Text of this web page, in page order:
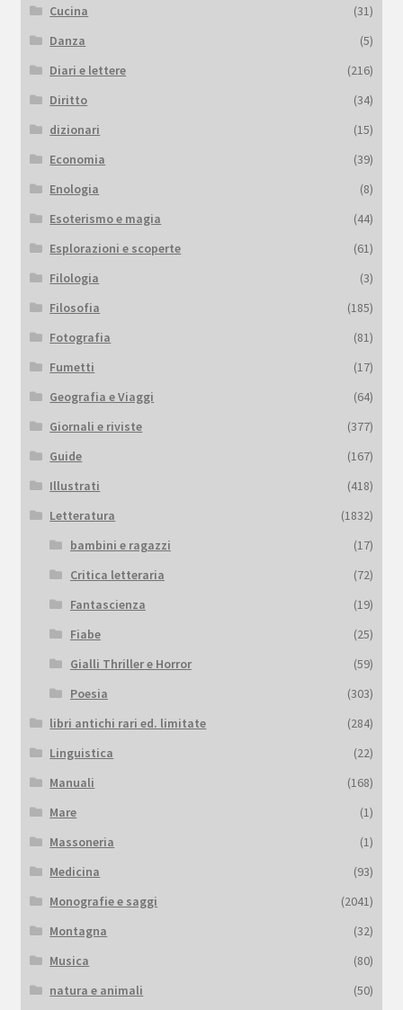
Cucina
(31)
Danza
(5)
Diari e lettere
(216)
Diritto
(34)
dizionari
(15)
Economia
(39)
Enologia
(8)
Esoterismo e magia
(44)
Esplorazioni e scoperte
(61)
Filologia
(3)
Filosofia
(185)
Fotografia
(81)
Fumetti
(17)
Geografia e Viaggi
(64)
Giornali e riviste
(377)
Guide
(167)
Illustrati
(418)
Letteratura
(1832)
bambini e ragazzi
(17)
Critica letteraria
(72)
Fantascienza
(19)
Fiabe
(25)
Gialli Thriller e Horror
(59)
Poesia
(303)
libri antichi rari ed. limitate
(284)
Linguistica
(22)
Manuali
(168)
Mare
(1)
Massoneria
(1)
Medicina
(93)
Monografie e saggi
(2041)
Montagna
(32)
Musica
(80)
natura e animali
(50)